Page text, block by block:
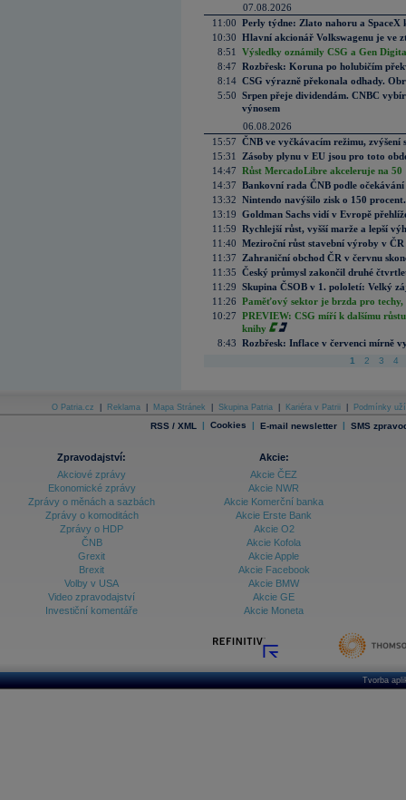
07.08.2026
11:00 Perly týdne: Zlato nahoru a SpaceX
10:30 Hlavní akcionář Volkswagenu je ve
8:51
Výsledky oznámily CSG a Gen
8:47 Rozbřesk: Koruna po holubičím
8:14 CSG výrazně překonala odhady.
5:50 Srpen přeje dividendám. CNBC
výnosem
06.08.2026
15:57 ČNB ve vyčkávacím režimu, zvýšení
15:31
Zásoby plynu v EU jsou pro toto
14:47 Růst MercadoLibre akceleruje na
14:37 Bankovní rada ČNB podle
13:32 Nintendo navýšilo zisk o 150
13:19 Goldman Sachs vidí v Evropě
11:59 Rychlejší růst, vyšší marže a lepší
11:40 Meziroční růst stavební výroby v
11:37
Zahraniční obchod ČR v červnu
11:35 Český průmysl zakončil druhé
11:29 Skupina ČSOB v 1. pololetí: Velký
11:26 Paměťový sektor je brzda pro techy,
10:27 PREVIEW: CSG míří k dalšímu
knihy
8:43 Rozbřesk: Inflace v červenci mírně
1 2 3 4
O Patria.cz Reklama Mapa Stránek Skupina Patria Kariéra v Patrii Podmínky
RSS / XML | Cookies | E-mail newsletter | SMS
Zpravodajství:
Akciové zprávy
Ekonomické zprávy
Zprávy o měnách a sazbách
Zprávy o komoditách
Zprávy o HDP
ČNB
Grexit
Brexit
Volby v USA
Video zpravodajství
Investiční komentáře
Akcie:
Akcie ČEZ
Akcie NWR
Akcie Komerční banka
Akcie Erste Bank
Akcie O2
Akcie Kofola
Akcie Apple
Akcie Facebook
Akcie BMW
Akcie GE
Akcie Moneta
Tvorba